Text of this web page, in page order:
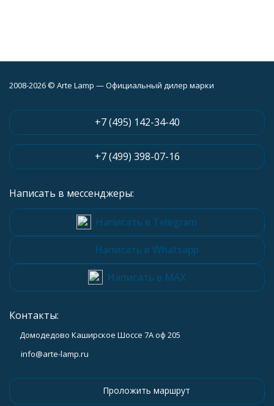
2008-2026 © Arte Lamp — Официальный дилер марки
+7 (495) 142-34-40
+7 (499) 398-07-16
Написать в мессенджеры:
Написать в Telegram
Написать в Whatsapp
Написать в MAX
Контакты:
Домодедово Каширское Шоссе 7А оф 205
info@arte-lamp.ru
Проложить маршрут